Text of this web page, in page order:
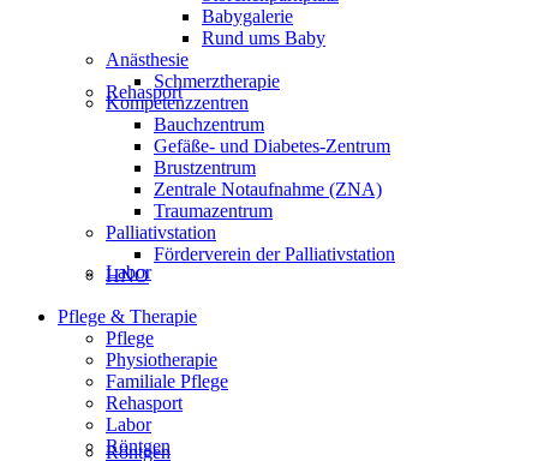
Rehasport
Labor
Röntgen
Babygalerie
Rund ums Baby
Anästhesie
Schmerztherapie
Kompetenzzentren
Bauchzentrum
Gefäße- und Diabetes-Zentrum
Brustzentrum
Zentrale Notaufnahme (ZNA)
Traumazentrum
Palliativstation
Förderverein der Palliativstation
HNO
Pflege & Therapie
Pflege
Physiotherapie
Familiale Pflege
Rehasport
Labor
Röntgen